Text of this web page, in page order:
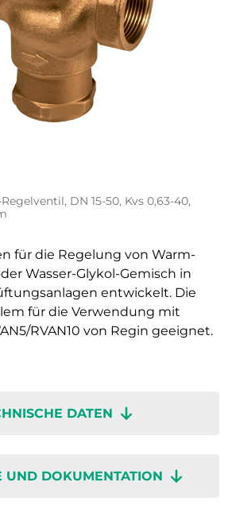
DN 15-50, Kvs 0,63-40,
für die Regelung von Warm-
Wasser-Glykol-Gemisch in
entwickelt. Die
für die Verwendung mit
RVAN10 von Regin geeignet.
DATEN
UND DOKUMENTATION